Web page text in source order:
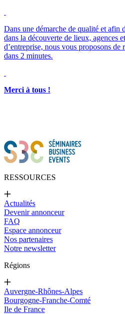
Dans une démarche de qualité et afin
dans la découverte de lieux, agences
d’entreprise, nous vous proposons de
dans 2 minutes.
Merci à tous !
RESSOURCES
Actualités
Devenir annonceur
FAQ
Espace annonceur
Nos partenaires
Notre newsletter
Régions
Auvergne-Rhônes-Alpes
Bourgogne-Franche-Comté
Ile de France